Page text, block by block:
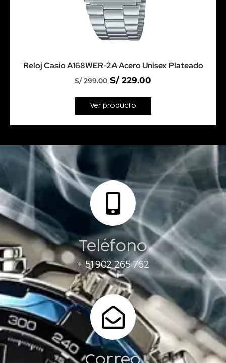
Reloj Casio A168WER-2A Acero Unisex Plateado
S/299.00 S/ 229.00
Ver producto
Teléfono
+ 51 902 265 762